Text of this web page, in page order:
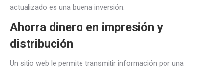
actualizado es una buena inversión.
Ahorra dinero en impresión y
distribución
Un sitio web le permite transmitir información por una